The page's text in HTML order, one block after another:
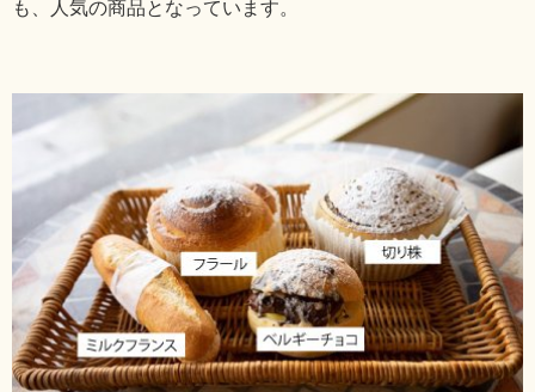
も、人気の商品となっています。